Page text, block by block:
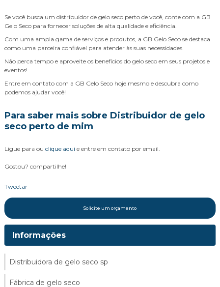
Se você busca um distribuidor de gelo seco perto de você, conte com a GB
Gelo Seco para fornecer soluções de alta qualidade e eficiência.
Com uma ampla gama de serviços e produtos, a GB Gelo Seco se destaca
como uma parceira confiável para atender às suas necessidades.
Não perca tempo e aproveite os benefícios do gelo seco em seus projetos e
eventos!
Entre em contato com a GB Gelo Seco hoje mesmo e descubra como
podemos ajudar você!
Para saber mais sobre Distribuidor de gelo
seco perto de mim
Ligue para ou clique aqui e entre em contato por email.
Gostou? compartilhe!
Tweetar
Solicite um orçamento
Informações
Distribuidora de gelo seco sp
Fábrica de gelo seco